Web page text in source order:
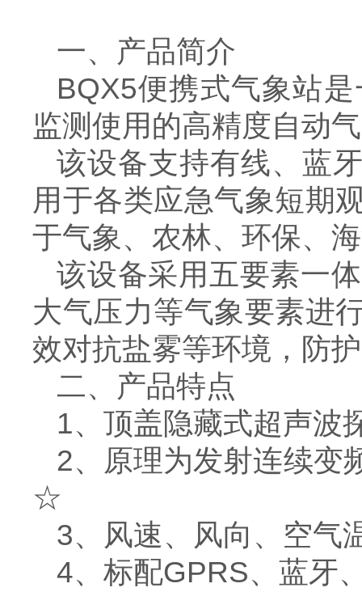
一、产品简介
BQX5便携式气象站
监测使用的高精度自动
该设备支持有线、蓝
用于各类应急气象短期
于气象、农林、环保、
该设备采用五要素一
大气压力等气象要素进
效对抗盐雾等环境，防
二、产品特点
1、顶盖隐藏式超声波
2、原理为发射连续变
☆
3、风速、风向、空气
4、标配GPRS、蓝牙